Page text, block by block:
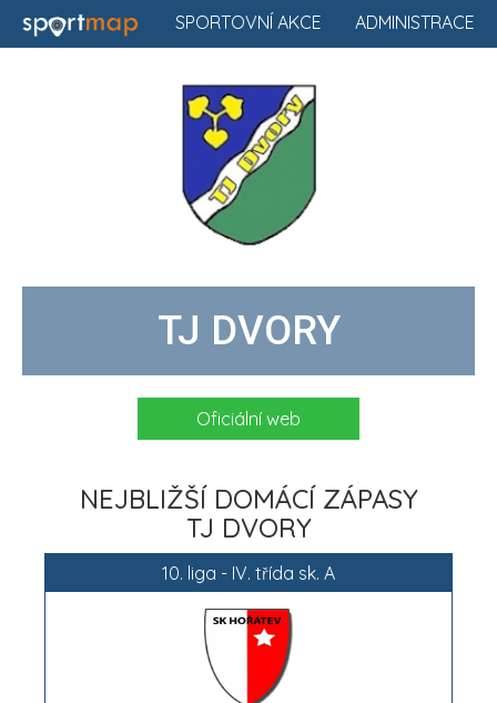
ADMINISTRACE
SPORTOVNÍ AKCE
TJ DVORY
Oficiální web
NEJBLIŽŠÍ DOMÁCÍ ZÁPASY
TJ DVORY
10. liga - IV. třída sk. A